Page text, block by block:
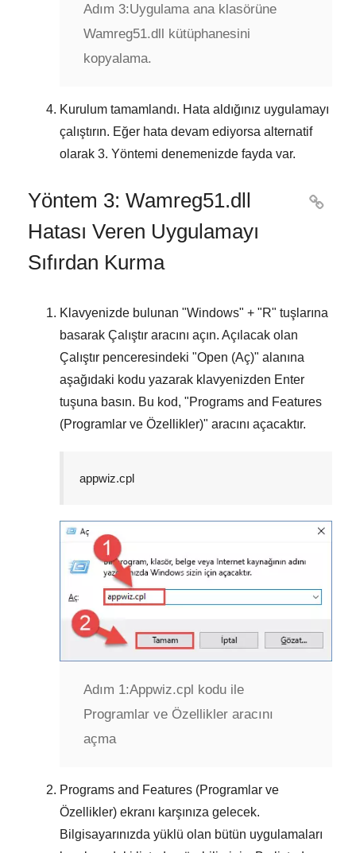
Adım 3:Uygulama ana klasörüne
Wamreg51.dll kütüphanesini
kopyalama.
Kurulum tamamlandı. Hata aldığınız uygulamayı
çalıştırın. Eğer hata devam ediyorsa alternatif
olarak 3. Yöntemi denemenizde fayda var.
Yöntem 3: Wamreg51.dll
Hatası Veren Uygulamayı
Sıfırdan Kurma

Klavyenizde bulunan "Windows" + "R" tuşlarına
basarak Çalıştır aracını açın. Açılacak olan
Çalıştır penceresindeki "Open (Aç)" alanına
aşağıdaki kodu yazarak klavyenizden Enter
tuşuna basın. Bu kod, "Programs and Features
(Programlar ve Özellikler)" aracını açacaktır.
appwiz.cpl
Adım 1:Appwiz.cpl kodu ile
Programlar ve Özellikler aracını
açma
Programs and Features (Programlar ve
Özellikler) ekranı karşınıza gelecek.
Bilgisayarınızda yüklü olan bütün uygulamaları